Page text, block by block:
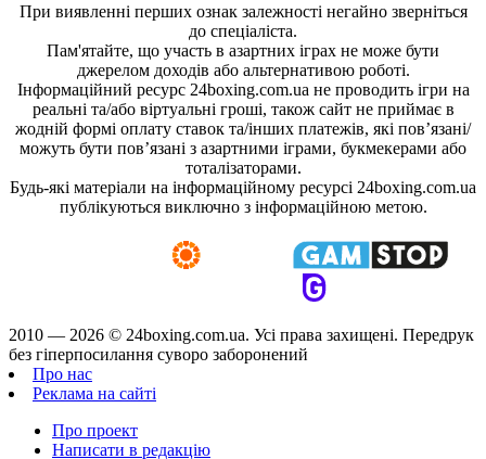
При виявленні перших ознак залежності негайно зверніться
до спеціаліста.
Пам'ятайте, що участь в азартних іграх не може бути
джерелом доходів або альтернативою роботі.
Інформаційний ресурс 24boxing.com.ua не проводить ігри на
реальні та/або віртуальні гроші, також сайт не приймає в
жодній формі оплату ставок та/інших платежів, які пов’язані/
можуть бути пов’язані з азартними іграми, букмекерами або
тоталізаторами.
Будь-які матеріали на інформаційному ресурсі 24boxing.com.ua
публікуються виключно з інформаційною метою.
2010 — 2026 © 24boxing.com.ua. Усi права захищенi. Передрук
без гіперпосилання суворо заборонений
Про нас
Реклама на сайті
Про проект
Написати в редакцію